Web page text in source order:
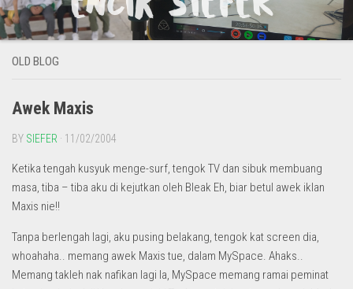
OLD BLOG
Awek Maxis
BY SIEFER · 11/02/2004
Ketika tengah kusyuk menge-surf, tengok TV dan sibuk membuang
masa, tiba – tiba aku di kejutkan oleh Bleak Eh, biar betul awek iklan
Maxis nie!!
Tanpa berlengah lagi, aku pusing belakang, tengok kat screen dia,
whoahaha.. memang awek Maxis tue, dalam MySpace. Ahaks..
Memang takleh nak nafikan lagi la, MySpace memang ramai peminat